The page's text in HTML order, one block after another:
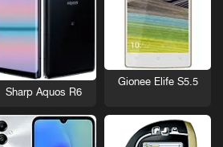
Gionee Elife S5.5
Sharp Aquos R6